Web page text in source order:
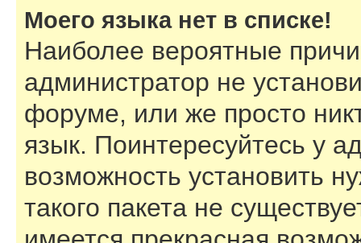
Моего языка нет в списке!
Наиболее вероятные
администратор не
форуме, или же просто
язык. Поинтересуйтесь у
возможность установить
такого пакета не